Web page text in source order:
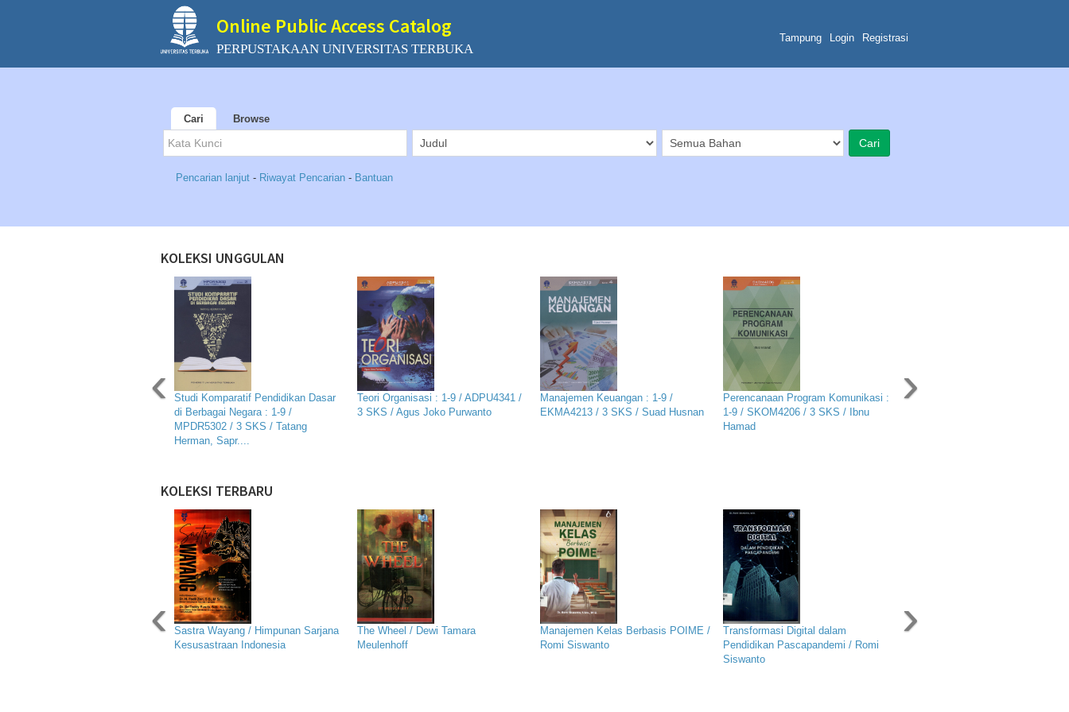
Online Public Access Catalog
PERPUSTAKAAN UNIVERSITAS TERBUKA
Tampung Login Registrasi
Cari Browse
Pencarian lanjut - Riwayat Pencarian - Bantuan
KOLEKSI UNGGULAN
Studi Komparatif Pendidikan Dasar
di Berbagai Negara : 1-9 /
MPDR5302 / 3 SKS / Tatang
Herman, Sapr....
Teori Organisasi : 1-9 / ADPU4341 /
3 SKS / Agus Joko Purwanto
Manajemen Keuangan : 1-9 /
EKMA4213 / 3 SKS / Suad Husnan
Perencanaan Program Komunikasi :
1-9 / SKOM4206 / 3 SKS / Ibnu
Hamad
‹ ›
KOLEKSI TERBARU
Sastra Wayang / Himpunan Sarjana
Kesusastraan Indonesia
The Wheel / Dewi Tamara
Meulenhoff
Manajemen Kelas Berbasis POIME /
Romi Siswanto
Transformasi Digital dalam
Pendidikan Pascapandemi / Romi
Siswanto
‹ ›